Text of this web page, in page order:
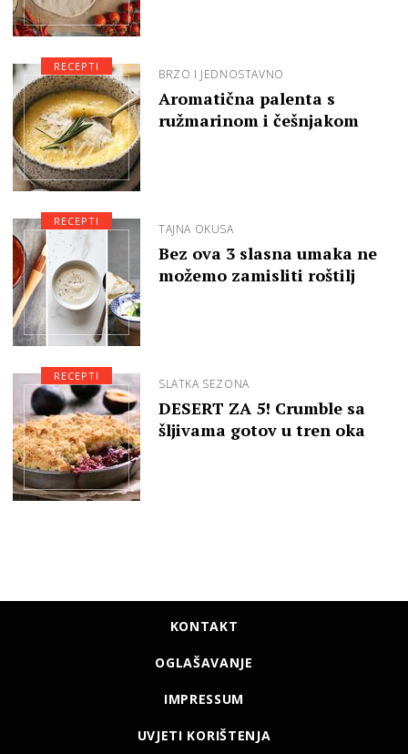
BRZO I JEDNOSTAVNO
Aromatična palenta s
ružmarinom i češnjakom
RECEPTI
TAJNA OKUSA
Bez ova 3 slasna umaka ne
možemo zamisliti roštilj
RECEPTI
SLATKA SEZONA
DESERT ZA 5! Crumble sa
šljivama gotov u tren oka
RECEPTI
KONTAKT
OGLAŠAVANJE
IMPRESSUM
UVJETI KORIŠTENJA